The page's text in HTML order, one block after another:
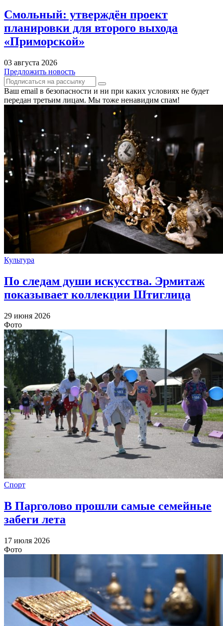
Смольный: утверждён проект
планировки для второго выхода
«Приморской»
03 августа 2026
Предложить новость
Ваш email в безопасности и ни при каких условиях не будет
передан третьим лицам. Мы тоже ненавидим спам!
Культура
По следам души искусства. Эрмитаж
показывает коллекции Штиглица
29 июня 2026
Фото
Спорт
В Парголово прошли самые семейные
забеги лета
17 июля 2026
Фото